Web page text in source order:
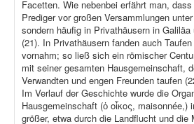
Facetten. Wie nebenbei erfährt man,
Prediger vor großen Versammlungen
sondern häufig in Privathäusern in
(21). In Privathäusern fanden auch
vornahm; so ließ sich ein römischer
mit seiner gesamten Hausgemeinschaft,
Verwandten und engen Freunden taufen
Im Verlauf der Geschichte wurde die
Hausgemeinschaft (ὁ οἶκος, maisonnée,)
größer, etwa durch die Landflucht und die